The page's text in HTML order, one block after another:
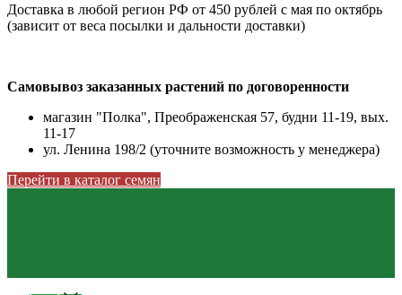
Доставка в любой регион РФ от 450 рублей с мая по октябрь
(зависит от веса посылки и дальности доставки)
Самовывоз заказанных растений по договоренности
магазин "Полка", Преображенская 57, будни 11-19, вых.
11-17
ул. Ленина 198/2 (уточните возможность у менеджера)
Перейти в каталог семян